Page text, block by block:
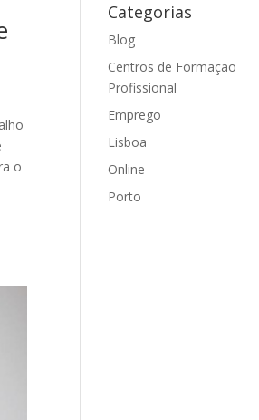
o
Categorias
Blog
Centros de Formação
Profissional
Emprego
Lisboa
Online
Porto